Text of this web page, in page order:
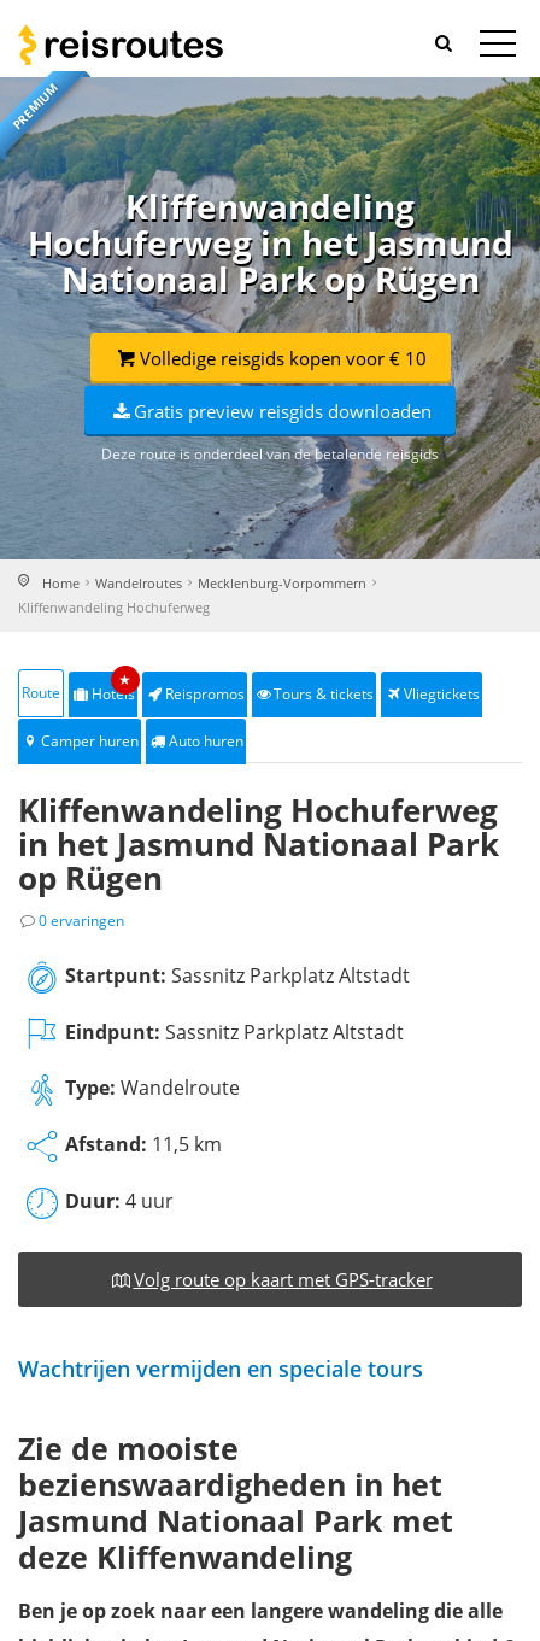
PREMIUM
Kliffenwandeling
Hochuferweg in het Jasmund
Nationaal Park op Rügen
Volledige reisgids kopen voor € 10
Gratis preview reisgids downloaden
Deze route is onderdeel van de betalende reisgids
Home Wandelroutes
Mecklenburg-Vorpommern
Kliffenwandeling Hochuferweg
Route Hotels
★
Reispromos Tours & tickets Vliegtickets
Camper huren Auto huren
Kliffenwandeling Hochuferweg
in het Jasmund Nationaal Park
op Rügen
0 ervaringen
Startpunt: Sassnitz Parkplatz Altstadt
Eindpunt: Sassnitz Parkplatz Altstadt
Type: Wandelroute
Afstand: 11,5 km
Duur: 4 uur
Volg route op kaart met GPS-tracker
Wachtrijen vermijden en speciale tours
Zie de mooiste
bezienswaardigheden in het
Jasmund Nationaal Park met
deze Kliffenwandeling
Ben je op zoek naar een langere wandeling die alle